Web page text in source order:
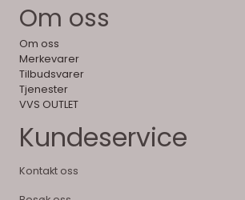
Om oss
Om oss
Merkevarer
Tilbudsvarer
Tjenester
VVS OUTLET
Kundeservice
Kontakt oss